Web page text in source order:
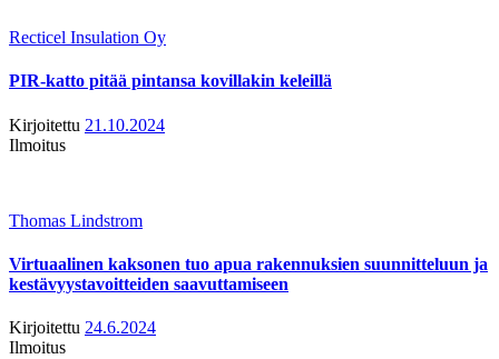
Recticel Insulation Oy
PIR-katto pitää pintansa kovillakin keleillä
Kirjoitettu 21.10.2024
Ilmoitus
Thomas Lindstrom
Virtuaalinen kaksonen tuo apua rakennuksien suunnitteluun ja
kestävyystavoitteiden saavuttamiseen
Kirjoitettu 24.6.2024
Ilmoitus